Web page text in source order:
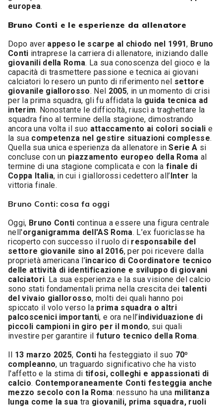
europea.
Bruno Conti e le esperienze da allenatore
Dopo aver appeso le scarpe al chiodo nel 1991, Bruno
Conti intraprese la carriera di allenatore, iniziando dalle
giovanili della Roma. La sua conoscenza del gioco e la
capacità di trasmettere passione e tecnica ai giovani
calciatori lo resero un punto di riferimento nel settore
giovanile giallorosso. Nel 2005, in un momento di crisi
per la prima squadra, gli fu affidata la guida tecnica ad
interim. Nonostante le difficoltà, riuscì a traghettare la
squadra fino al termine della stagione, dimostrando
ancora una volta il suo attaccamento ai colori sociali e
la sua competenza nel gestire situazioni complesse.
Quella sua unica esperienza da allenatore inSerie A si
concluse con un piazzamento europeo della Roma al
termine di una stagione complicata e con lafinale di
Coppa Italia, in cui i giallorossi cedettero all’Inter la
vittoria finale.
Bruno Conti: cosa fa oggi
Oggi, Bruno Conti continua a essere una figura centrale
nell'organigramma dell'AS Roma. L’ex fuoriclasse ha
ricoperto con successo il ruolo di responsabile del
settore giovanile sino al 2016, per poi ricevere dalla
proprietà americana l’incarico di Coordinatore tecnico
delle attività di identificazione e sviluppo di giovani
calciatori. La sua esperienza e la sua visione del calcio
sono stati fondamentali prima nella crescita dei talenti
del vivaio giallorosso, molti dei quali hanno poi
spiccato il volo verso la prima squadra o altri
palcoscenici importanti, e ora nell’individuazione di
piccoli campioni in giro per il mondo, sui quali
investire per garantire il futuro tecnico della Roma.
Il 13 marzo 2025, Conti ha festeggiato il suo 70º
compleanno, un traguardo significativo che ha visto
l'affetto e la stima di tifosi, colleghi e appassionati di
calcio. Contemporaneamente Conti festeggia anche
mezzo secolo con la Roma: nessuno ha una militanza
lunga come la sua tra giovanili, prima squadra, ruoli